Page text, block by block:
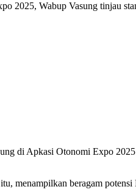
2025, Wabup Vasung tinjau
di Apkasi Otonomi Expo
menampilkan beragam